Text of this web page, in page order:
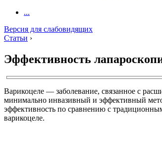
...
Версия для слабовидящих
Статьи ›
Эффективность
Варикоцеле — заболевание, связанное с
минимально инвазивный и эффективный
эффективность по сравнению с
варикоцеле.